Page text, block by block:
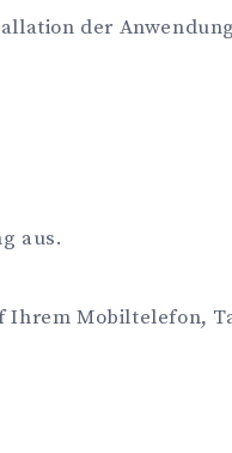
der
aus.
Mobiltelefon,